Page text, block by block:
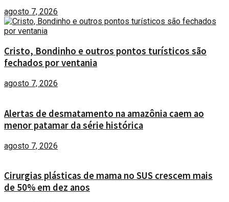
agosto 7, 2026
Cristo, Bondinho e outros pontos turísticos são
fechados por ventania
agosto 7, 2026
Alertas de desmatamento na amazônia caem ao
menor patamar da série histórica
agosto 7, 2026
Cirurgias plásticas de mama no SUS crescem mais
de 50% em dez anos